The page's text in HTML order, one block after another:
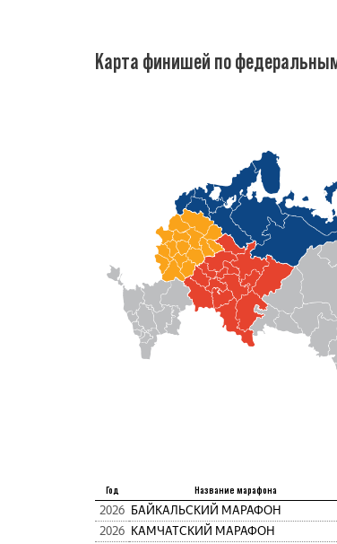
Карта финишей по
Год Название марафона
2026 БАЙКАЛЬСКИЙ МАРАФОН
2026 КАМЧАТСКИЙ МАРАФОН